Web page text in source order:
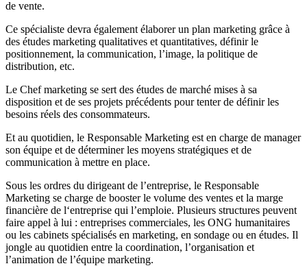
de vente.
Ce spécialiste devra également élaborer un plan marketing grâce à
des études marketing qualitatives et quantitatives, définir le
positionnement, la communication, l’image, la politique de
distribution, etc.
Le Chef marketing se sert des études de marché mises à sa
disposition et de ses projets précédents pour tenter de définir les
besoins réels des consommateurs.
Et au quotidien, le Responsable Marketing est en charge de manager
son équipe et de déterminer les moyens stratégiques et de
communication à mettre en place.
Sous les ordres du dirigeant de l’entreprise, le Responsable
Marketing se charge de booster le volume des ventes et la marge
financière de l‘entreprise qui l’emploie. Plusieurs structures peuvent
faire appel à lui : entreprises commerciales, les ONG humanitaires
ou les cabinets spécialisés en marketing, en sondage ou en études. Il
jongle au quotidien entre la coordination, l’organisation et
l’animation de l’équipe marketing.